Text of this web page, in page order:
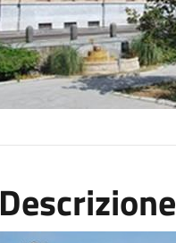
Descrizione